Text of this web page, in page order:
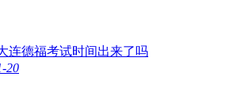
连德福考试时间出来了吗
20